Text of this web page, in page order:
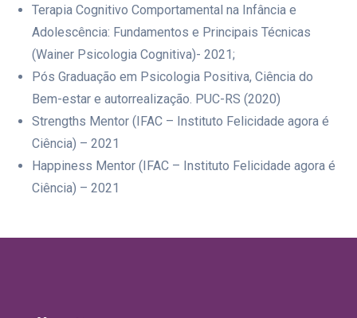
Terapia Cognitivo Comportamental na Infância e
Adolescência: Fundamentos e Principais Técnicas
(Wainer Psicologia Cognitiva)- 2021;
Pós Graduação em Psicologia Positiva, Ciência do
Bem-estar e autorrealização. PUC-RS (2020)
Strengths Mentor (IFAC – Instituto Felicidade agora é
Ciência) – 2021
Happiness Mentor (IFAC – Instituto Felicidade agora é
Ciência) – 2021